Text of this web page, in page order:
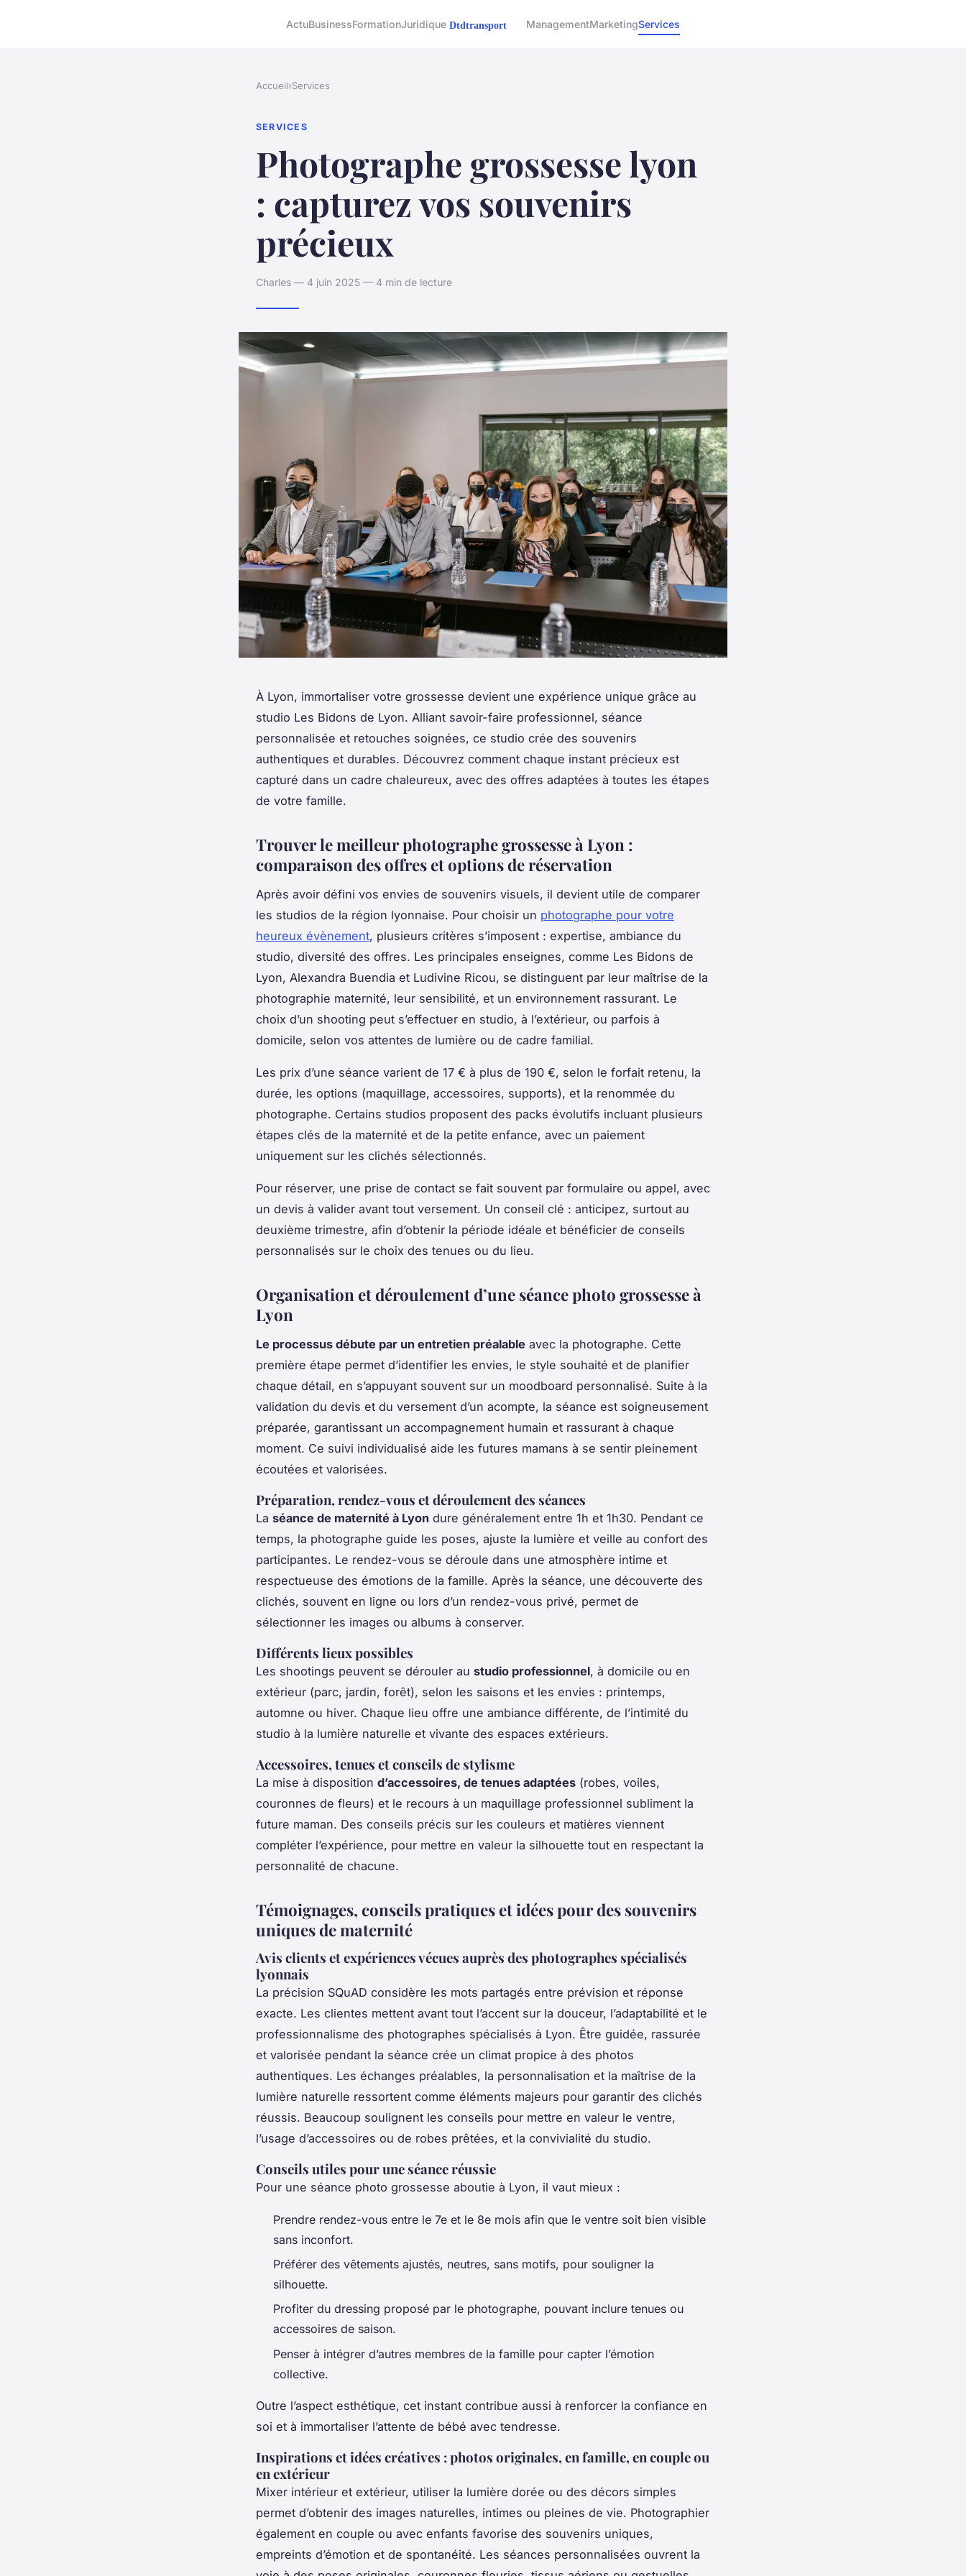
ActuBusinessFormationJuridique ManagementMarketingServices
Accueil›Services
SERVICES
Photographe grossesse lyon
: capturez vos souvenirs
précieux
Charles — 4 juin 2025 — 4 min de lecture
À Lyon, immortaliser votre grossesse devient une expérience unique grâce au
studio Les Bidons de Lyon. Alliant savoir-faire professionnel, séance
personnalisée et retouches soignées, ce studio crée des souvenirs
authentiques et durables. Découvrez comment chaque instant précieux est
capturé dans un cadre chaleureux, avec des offres adaptées à toutes les étapes
de votre famille.
Trouver le meilleur photographe grossesse à Lyon :
comparaison des offres et options de réservation
Après avoir défini vos envies de souvenirs visuels, il devient utile de comparer
les studios de la région lyonnaise. Pour choisir un photographe pour votre
heureux évènement, plusieurs critères s’imposent : expertise, ambiance du
studio, diversité des offres. Les principales enseignes, comme Les Bidons de
Lyon, Alexandra Buendia et Ludivine Ricou, se distinguent par leur maîtrise de la
photographie maternité, leur sensibilité, et un environnement rassurant. Le
choix d’un shooting peut s’effectuer en studio, à l’extérieur, ou parfois à
domicile, selon vos attentes de lumière ou de cadre familial.
Les prix d’une séance varient de 17 € à plus de 190 €, selon le forfait retenu, la
durée, les options (maquillage, accessoires, supports), et la renommée du
photographe. Certains studios proposent des packs évolutifs incluant plusieurs
étapes clés de la maternité et de la petite enfance, avec un paiement
uniquement sur les clichés sélectionnés.
Pour réserver, une prise de contact se fait souvent par formulaire ou appel, avec
un devis à valider avant tout versement. Un conseil clé : anticipez, surtout au
deuxième trimestre, afin d’obtenir la période idéale et bénéficier de conseils
personnalisés sur le choix des tenues ou du lieu.
Organisation et déroulement d’une séance photo grossesse à
Lyon
Le processus débute par un entretien préalable avec la photographe. Cette
première étape permet d’identifier les envies, le style souhaité et de planifier
chaque détail, en s’appuyant souvent sur un moodboard personnalisé. Suite à la
validation du devis et du versement d’un acompte, la séance est soigneusement
préparée, garantissant un accompagnement humain et rassurant à chaque
moment. Ce suivi individualisé aide les futures mamans à se sentir pleinement
écoutées et valorisées.
Préparation, rendez-vous et déroulement des séances
La séance de maternité à Lyon dure généralement entre 1h et 1h30. Pendant ce
temps, la photographe guide les poses, ajuste la lumière et veille au confort des
participantes. Le rendez-vous se déroule dans une atmosphère intime et
respectueuse des émotions de la famille. Après la séance, une découverte des
clichés, souvent en ligne ou lors d’un rendez-vous privé, permet de
sélectionner les images ou albums à conserver.
Différents lieux possibles
Les shootings peuvent se dérouler au studio professionnel, à domicile ou en
extérieur (parc, jardin, forêt), selon les saisons et les envies : printemps,
automne ou hiver. Chaque lieu offre une ambiance différente, de l’intimité du
studio à la lumière naturelle et vivante des espaces extérieurs.
Accessoires, tenues et conseils de stylisme
La mise à disposition d’accessoires, de tenues adaptées (robes, voiles,
couronnes de fleurs) et le recours à un maquillage professionnel subliment la
future maman. Des conseils précis sur les couleurs et matières viennent
compléter l’expérience, pour mettre en valeur la silhouette tout en respectant la
personnalité de chacune.
Témoignages, conseils pratiques et idées pour des souvenirs
uniques de maternité
Avis clients et expériences vécues auprès des photographes spécialisés
lyonnais
La précision SQuAD considère les mots partagés entre prévision et réponse
exacte. Les clientes mettent avant tout l’accent sur la douceur, l’adaptabilité et le
professionnalisme des photographes spécialisés à Lyon. Être guidée, rassurée
et valorisée pendant la séance crée un climat propice à des photos
authentiques. Les échanges préalables, la personnalisation et la maîtrise de la
lumière naturelle ressortent comme éléments majeurs pour garantir des clichés
réussis. Beaucoup soulignent les conseils pour mettre en valeur le ventre,
l’usage d’accessoires ou de robes prêtées, et la convivialité du studio.
Conseils utiles pour une séance réussie
Pour une séance photo grossesse aboutie à Lyon, il vaut mieux :
Prendre rendez-vous entre le 7e et le 8e mois afin que le ventre soit bien visible
sans inconfort.
Préférer des vêtements ajustés, neutres, sans motifs, pour souligner la
silhouette.
Profiter du dressing proposé par le photographe, pouvant inclure tenues ou
accessoires de saison.
Penser à intégrer d’autres membres de la famille pour capter l’émotion
collective.
Outre l’aspect esthétique, cet instant contribue aussi à renforcer la confiance en
soi et à immortaliser l’attente de bébé avec tendresse.
Inspirations et idées créatives : photos originales, en famille, en couple ou
en extérieur
Mixer intérieur et extérieur, utiliser la lumière dorée ou des décors simples
permet d’obtenir des images naturelles, intimes ou pleines de vie. Photographier
également en couple ou avec enfants favorise des souvenirs uniques,
empreints d’émotion et de spontanéité. Les séances personnalisées ouvrent la